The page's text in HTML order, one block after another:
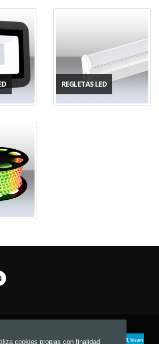
cookies propias con finalidad
REGLETAS LED